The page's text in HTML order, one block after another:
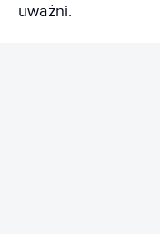
uważni.